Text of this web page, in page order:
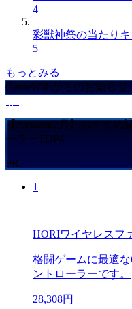
4
彩獣神祭の当たり
5
もっとみる
GameWithからのお知らせ
【Amazon7月】おすす
ーラーTOP4
PR
1
HORIワイヤレスフ
格闘ゲームに最適
ントローラーです。
28,308円